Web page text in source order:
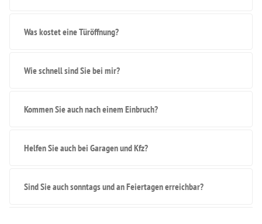
Was kostet eine Türöffnung?
Wie schnell sind Sie bei mir?
Kommen Sie auch nach einem Einbruch?
Helfen Sie auch bei Garagen und Kfz?
Sind Sie auch sonntags und an Feiertagen erreichbar?